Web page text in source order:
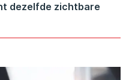
dezelfde zichtbare